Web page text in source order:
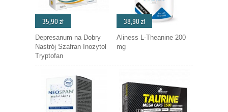
35,90 zł
Depresanum na Dobry
Nastrój Szafran Inozytol
Tryptofan
38,90 zł
Aliness L-Theanine 200
mg